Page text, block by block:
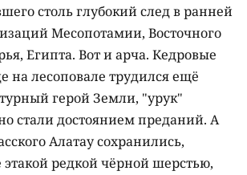
столь глубокий след в ранней
Месопотамии, Восточного
Египта. Вот и арча. Кедровые
на лесоповале трудился ещё
герой Земли, "урук"
стали достоянием преданий. А
Алатаусохранились,
этакой редкой чёрной шерстью,